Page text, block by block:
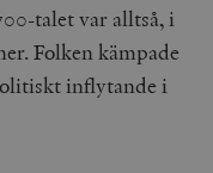
talet var alltså, i
Folken kämpade
inflytande i